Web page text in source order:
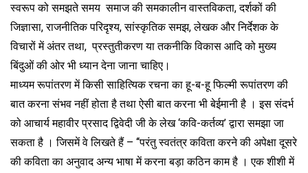
स्वरूप को समझते समय समाज की समकालीन वास्तविकता, दर्शकों की
जिज्ञासा, राजनीतिक परिदृश्य, सांस्कृतिक समझ, लेखक और निर्देशक के
विचारों में अंतर तथा, प्रस्तुतीकरण या तकनीकि विकास आदि को मुख्य
बिंदुओं की ओर भी ध्यान देना जाना चाहिए।
माध्यम रूपांतरण में किसी साहित्यिक रचना का हू-ब-हू फिल्मी रूपांतरण की
बात करना संभव नहीं होता है तथा ऐसी बात करना भी बेईमानी है । इस संदर्भ
को आचार्य महावीर प्रसाद द्विवेदी जी के लेख ‘कवि-कर्तव्य’ द्वारा समझा जा
सकता है । जिसमें वे लिखते हैं – ‘‘परंतु स्वतंत्र कविता करने की अपेक्षा दूसरे
की कविता का अनुवाद अन्य भाषा में करना बड़ा कठिन काम है । एक शीशी में